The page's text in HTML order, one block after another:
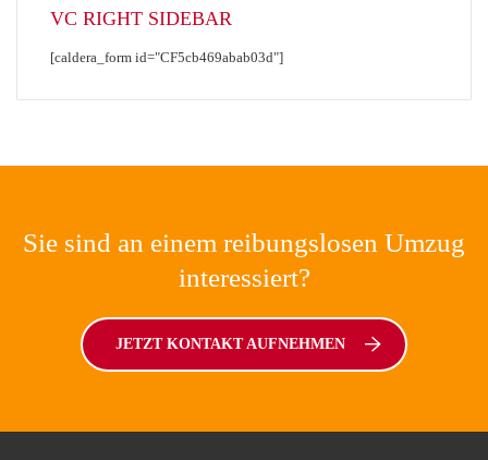
VC RIGHT SIDEBAR
[caldera_form id="CF5cb469abab03d"]
Sie sind an einem reibungslosen Umzug
interessiert?
JETZT KONTAKT AUFNEHMEN